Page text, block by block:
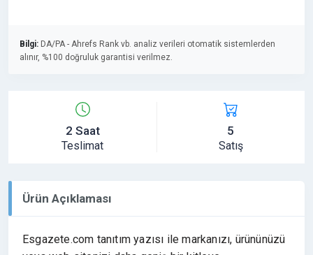
Bilgi: DA/PA - Ahrefs Rank vb. analiz verileri otomatik sistemlerden
alınır, %100 doğruluk garantisi verilmez.
2 Saat
Teslimat
5
Satış
Ürün Açıklaması
Esgazete.com tanıtım yazısı ile markanızı, ürününüzü